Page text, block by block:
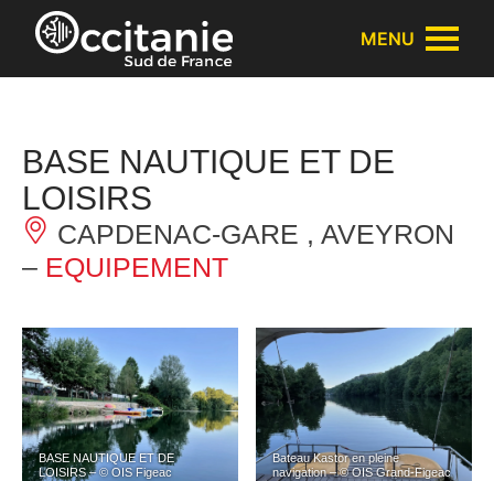
Panneau de gestion des cookies
MENU
BASE NAUTIQUE ET DE
LOISIRS
CAPDENAC-GARE , AVEYRON
– EQUIPEMENT
BASE NAUTIQUE ET DE
LOISIRS – © OIS Figeac
Bateau Kastor en pleine
navigation – © OIS Grand-Figeac